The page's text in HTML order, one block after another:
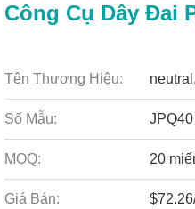
Công Cụ Dây Đai
Tên Thương Hiệu:
Số Mẫu: JPQ40
MOQ: 20
Giá Bán: